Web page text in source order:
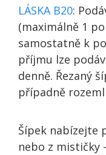
LÁSKA B20:
(maximálně 1
samostatně k
příjmu lze
denně. Řezaný
případně
Šípek nabízejte
nebo z mističky